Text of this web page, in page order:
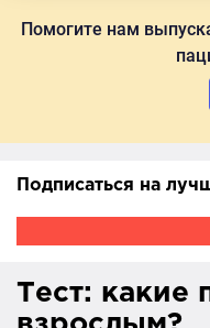
Помогите нам
Подписаться на
Тест: какие